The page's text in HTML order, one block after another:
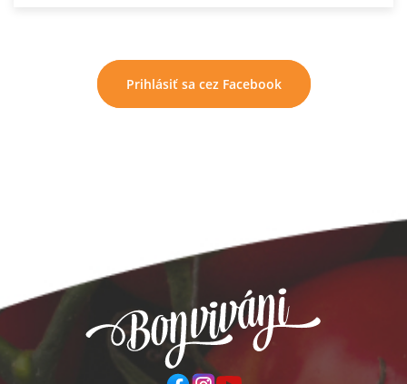
Prihlásiť sa cez Facebook